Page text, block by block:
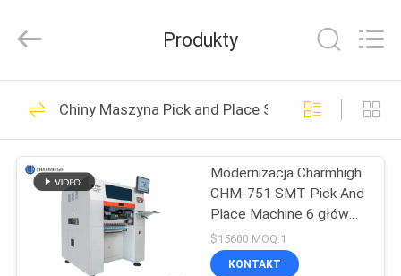
DOM
PRODUKTY
FILMY
TECHNOLOGY
LIMITED.
Reserved.
Maszyna Pick and
Place SMT
74
Produkty
Chiny Maszyna Pick and Place SMT
Modernizacja Charmhigh
CHM-751 SMT Pick And
Place Machine 6 głów
Kompensacja cieplna
$15600 MOQ:1
KONTAKT